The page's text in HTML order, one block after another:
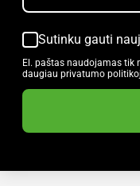
Sutinku gauti
El. paštas naudojamas tik
daugiau privatumo